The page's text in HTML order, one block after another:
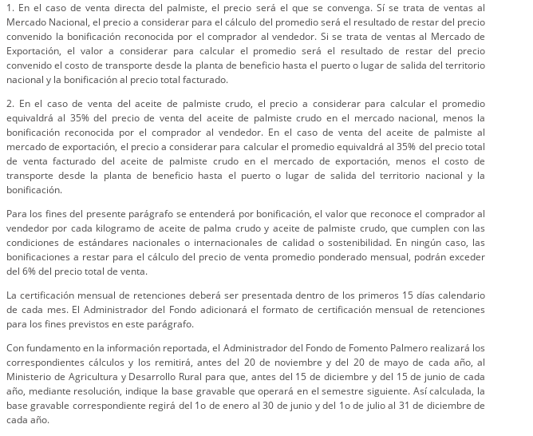
1. En el caso de venta directa del palmiste, el precio será el que se convenga. Sí se trata de ventas al
Mercado Nacional, el precio a considerar para el cálculo del promedio será el resultado de restar del precio
convenido la bonificación reconocida por el comprador al vendedor. Si se trata de ventas al Mercado de
Exportación, el valor a considerar para calcular el promedio será el resultado de restar del precio
convenido el costo de transporte desde la planta de beneficio hasta el puerto o lugar de salida del territorio
nacional y la bonificación al precio total facturado.
2. En el caso de venta del aceite de palmiste crudo, el precio a considerar para calcular el promedio
equivaldrá al 35% del precio de venta del aceite de palmiste crudo en el mercado nacional, menos la
bonificación reconocida por el comprador al vendedor. En el caso de venta del aceite de palmiste al
mercado de exportación, el precio a considerar para calcular el promedio equivaldrá al 35% del precio total
de venta facturado del aceite de palmiste crudo en el mercado de exportación, menos el costo de
transporte desde la planta de beneficio hasta el puerto o lugar de salida del territorio nacional y la
bonificación.
Para los fines del presente parágrafo se entenderá por bonificación, el valor que reconoce el comprador al
vendedor por cada kilogramo de aceite de palma crudo y aceite de palmiste crudo, que cumplen con las
condiciones de estándares nacionales o internacionales de calidad o sostenibilidad. En ningún caso, las
bonificaciones a restar para el cálculo del precio de venta promedio ponderado mensual, podrán exceder
del 6% del precio total de venta.
La certificación mensual de retenciones deberá ser presentada dentro de los primeros 15 días calendario
de cada mes. El Administrador del Fondo adicionará el formato de certificación mensual de retenciones
para los fines previstos en este parágrafo.
Con fundamento en la información reportada, el Administrador del Fondo de Fomento Palmero realizará los
correspondientes cálculos y los remitirá, antes del 20 de noviembre y del 20 de mayo de cada año, al
Ministerio de Agricultura y Desarrollo Rural para que, antes del 15 de diciembre y del 15 de junio de cada
año, mediante resolución, indique la base gravable que operará en el semestre siguiente. Así calculada, la
base gravable correspondiente regirá del 1o de enero al 30 de junio y del 1o de julio al 31 de diciembre de
cada año.